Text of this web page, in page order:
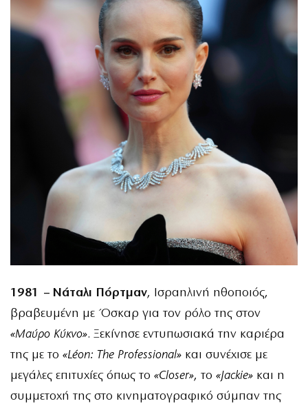
1981 – Νάταλι Πόρτμαν, Ισραηλινή ηθοποιός,
βραβευμένη με Όσκαρ για τον ρόλο της στον
«Μαύρο Κύκνο». Ξεκίνησε εντυπωσιακά την καριέρα
της με το «Léon: The Professional» και συνέχισε με
μεγάλες επιτυχίες όπως το «Closer», το «Jackie» και η
συμμετοχή της στο κινηματογραφικό σύμπαν της